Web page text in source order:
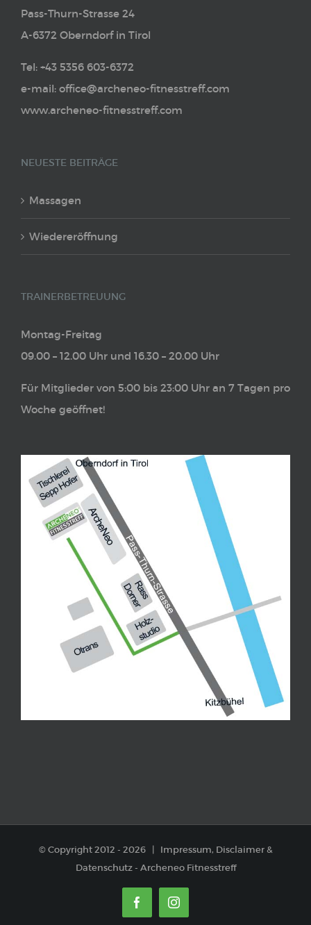
Pass-Thurn-Strasse 24
A-6372 Oberndorf in Tirol
Tel: +43 5356 603-6372
e-mail: office@archeneo-fitnesstreff.com
www.archeneo-fitnesstreff.com
NEUESTE BEITRÄGE
Massagen
Wiedereröffnung
TRAINERBETREUUNG
Montag-Freitag
09.00 – 12.00 Uhr und 16.30 – 20.00 Uhr
Für Mitglieder von 5:00 bis 23:00 Uhr an 7 Tagen pro
Woche geöffnet!
© Copyright 2012 - 2026 | Impressum, Disclaimer&
Datenschutz- Archeneo Fitnesstreff
FacebookInstagram